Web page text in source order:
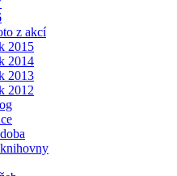
z akcí
2015
2014
2013
2012